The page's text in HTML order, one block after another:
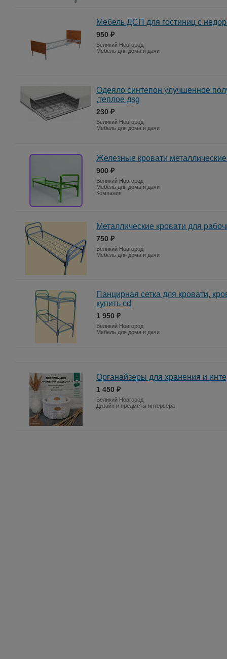
Мебель ДСП для гостиниц с
950 ₽
Великий Новгород
Мебель для дома и дачи
Одеяло синтепон улучшенное
,теплое дsg
230 ₽
Великий Новгород
Мебель для дома и дачи
Железные кровати
900 ₽
Великий Новгород
Мебель для дома и дачи
Компания
Металлические кровати для
750 ₽
Великий Новгород
Мебель для дома и дачи
Панцирная сетка для кровати,
купить сd
1 950 ₽
Великий Новгород
Мебель для дома и дачи
Органайзеры для хранения и
1 450 ₽
Великий Новгород
Дизайн и предметы интерьера